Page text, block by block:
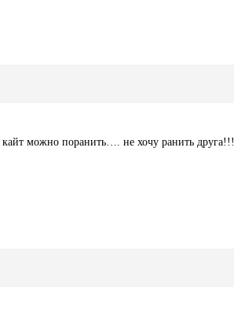
можно поранить…. не хочу ранить друга!!!